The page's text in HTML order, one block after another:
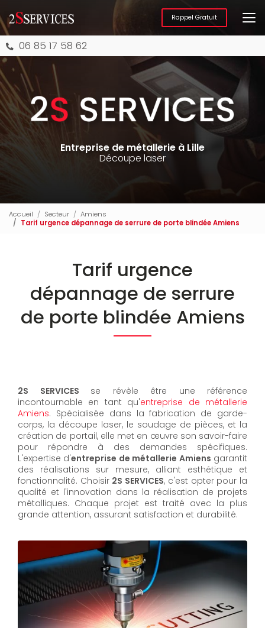
au
contenu
principal06 85 17 58 62
Rappel Gratuit
Entreprise de métallerie à Lille
Découpe laser
Accueil Secteur
Amiens
Tarif urgence dépannage de serrure de porte blindée Amiens
Tarif urgence
dépannage de serrure
de porte blindée Amiens
2S SERVICES se révèle être une référence
incontournable en tant qu'entreprise de métallerie
Amiens. Spécialisée dans la fabrication de garde-
corps, la découpe laser, le soudage de pièces, et la
création de portail, elle met en œuvre son savoir-faire
pour répondre à des demandes spécifiques.
L'expertise d'entreprise de métallerie Amiens garantit
des réalisations sur mesure, alliant esthétique et
fonctionnalité. Choisir 2S SERVICES, c'est opter pour la
qualité et l'innovation dans la réalisation de projets
métalliques. Chaque projet est traité avec la plus
grande attention, assurant satisfaction et durabilité.